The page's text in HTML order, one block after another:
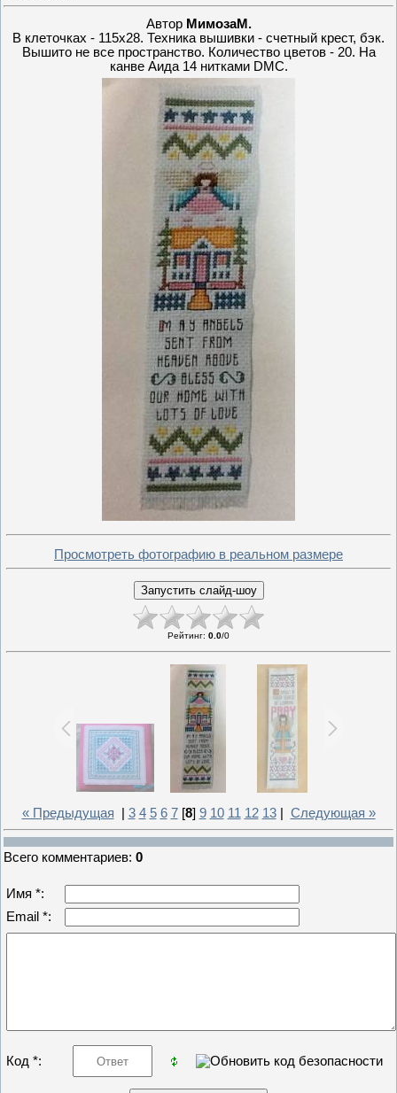
Автор МимозаМ.
В клеточках - 115х28. Техника вышивки - счетный крест, бэк.
Вышито не все пространство. Количество цветов - 20. На
канве Аида 14 нитками DMC.
Просмотреть фотографию в реальном размере
Рейтинг: 0.0/0
« Предыдущая 3 4 5 6 7[8] 9 10 11 12 13| Следующая »
Всего комментариев: 0
Имя *:
Email *:
Код *: